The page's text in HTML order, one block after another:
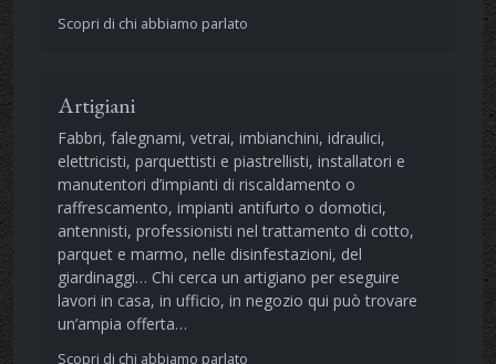
Scopri di chi abbiamo parlato
Artigiani
Fabbri, falegnami, vetrai, imbianchini, idraulici,
elettricisti, parquettisti e piastrellisti, installatori e
manutentori d’impianti di riscaldamento o
raffrescamento, impianti antifurto o domotici,
antennisti, professionisti nel trattamento di cotto,
parquet e marmo, nelle disinfestazioni, del
giardinaggi… Chi cerca un artigiano per eseguire
lavori in casa, in ufficio, in negozio qui può trovare
un’ampia offerta…
Scopri di chi abbiamo parlato